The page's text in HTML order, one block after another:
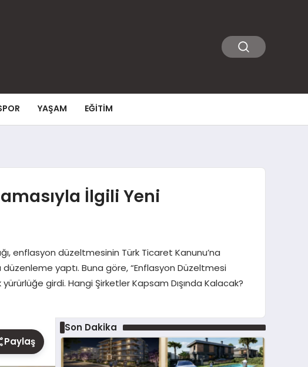
YAŞAM EĞITIM
İlgili Yeni
enflasyon düzeltmesinin Türk Ticaret Kanunu’na
yaptı. Buna göre, “Enflasyon Düzeltmesi
girdi. Hangi Şirketler Kapsam Dışında Kalacak?
Paylaş
Son Dakika